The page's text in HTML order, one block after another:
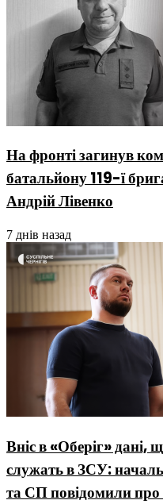
На фронті загинув
батальйону 119-ї
Андрій Лівенко
7 днів назад
Вніс в «Оберіг» дані,
служать в ЗСУ:
та СП повідомили про